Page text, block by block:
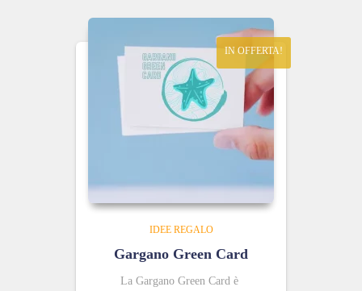
IN OFFERTA!
IDEE REGALO
Gargano Green Card
La Gargano Green Card è